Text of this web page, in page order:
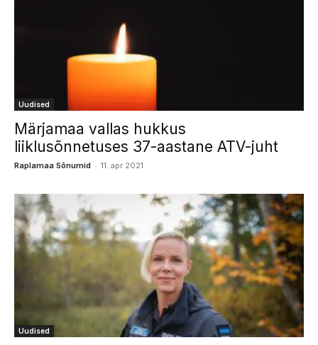
Uudised
Märjamaa vallas hukkus
liiklusõnnetuses 37-aastane ATV-juht
Raplamaa Sõnumid - 11. apr 2021
Uudised